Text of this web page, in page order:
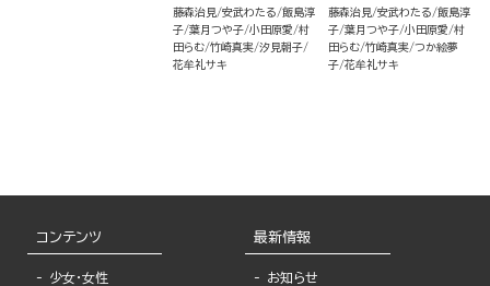
藤森治見 安武わたる 飯島淳
子 葉月つや子 小田原愛 村
田らむ 竹崎真実 汐見朝子
花牟礼サキ
藤森治見 安武わたる 飯島淳
子 葉月つや子 小田原愛 村
田らむ 竹崎真実 つか絵夢
子 花牟礼サキ
コンテンツ
少女・女性
最新情報
お知らせ